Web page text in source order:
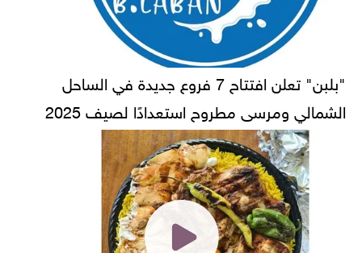
"بلبن" تعلن افتتاح 7 فروع جديدة في الساحل
الشمالي ومرسى مطروح استعدادًا لصيف 2025